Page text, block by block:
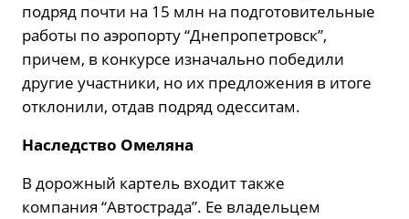
подряд почти на 15 млн на подготовительные
работы по аэропорту “Днепропетровск”,
причем, в конкурсе изначально победили
другие участники, но их предложения в итоге
отклонили, отдав подряд одесситам.
Наследство Омеляна
В дорожный картель входит также
компания “Автострада”. Ее владельцем